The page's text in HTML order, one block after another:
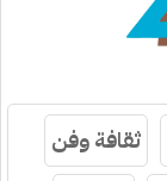
ثقافة وفن